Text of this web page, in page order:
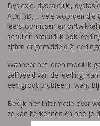
Dyslexie, dyscalculie,
AD(H)D, ... vele woorden die
leerstoornissen en
schuilen natuurlijk ook
zitten er gemiddeld 2
Wanneer het leren moeilijk
zelfbeeld van de leerling.
een groot probleem, want
Bekijk hier informatie over
ze kan herkennen en hoe je